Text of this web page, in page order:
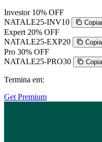
Investor 10% OFF
NATALE25-INV10
Expert 20% OFF
NATALE25-EXP20
Pro 30% OFF
NATALE25-PRO30
Termina em:
Get Premium